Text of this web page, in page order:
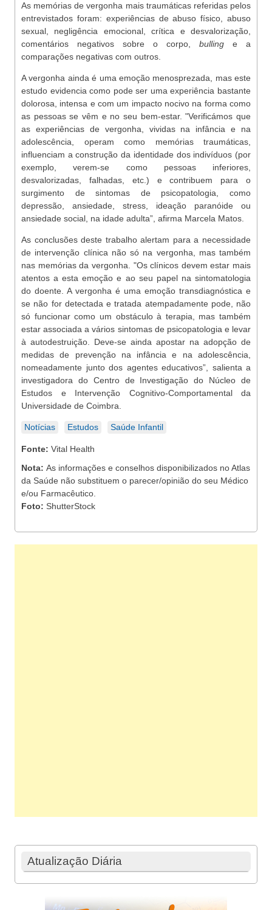
As memórias de vergonha mais traumáticas referidas pelos
entrevistados foram: experiências de abuso físico, abuso
sexual, negligência emocional, crítica e desvalorização,
comentários negativos sobre o corpo, bulling e a
comparações negativas com outros.
A vergonha ainda é uma emoção menosprezada, mas este
estudo evidencia como pode ser uma experiência bastante
dolorosa, intensa e com um impacto nocivo na forma como
as pessoas se vêm e no seu bem-estar. "Verificámos que
as experiências de vergonha, vividas na infância e na
adolescência, operam como memórias traumáticas,
influenciam a construção da identidade dos indivíduos (por
exemplo, verem-se como pessoas inferiores,
desvalorizadas, falhadas, etc.) e contribuem para o
surgimento de sintomas de psicopatologia, como
depressão, ansiedade, stress, ideação paranóide ou
ansiedade social, na idade adulta”, afirma Marcela Matos.
As conclusões deste trabalho alertam para a necessidade
de intervenção clínica não só na vergonha, mas também
nas memórias da vergonha. "Os clínicos devem estar mais
atentos a esta emoção e ao seu papel na sintomatologia
do doente. A vergonha é uma emoção transdiagnóstica e
se não for detectada e tratada atempadamente pode, não
só funcionar como um obstáculo à terapia, mas também
estar associada a vários sintomas de psicopatologia e levar
à autodestruição. Deve-se ainda apostar na adopção de
medidas de prevenção na infância e na adolescência,
nomeadamente junto dos agentes educativos”, salienta a
investigadora do Centro de Investigação do Núcleo de
Estudos e Intervenção Cognitivo-Comportamental da
Universidade de Coimbra.
Notícias Estudos Saúde Infantil
Fonte: Vital Health
Nota: As informações e conselhos disponibilizados no Atlas
da Saúde não substituem o parecer/opinião do seu Médico
e/ou Farmacêutico.
Foto: ShutterStock
Atualização Diária